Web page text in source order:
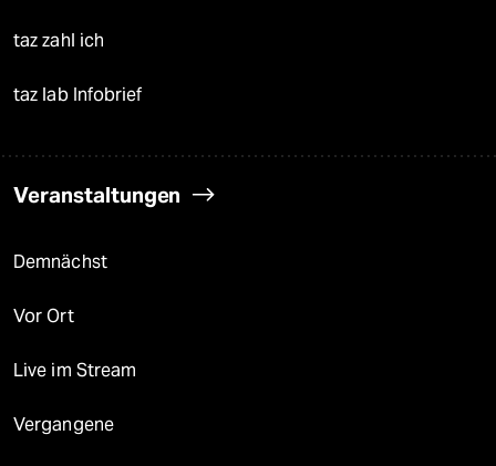
taz zahl ich
taz lab Infobrief
Veranstaltungen
Demnächst
Vor Ort
Live im Stream
Vergangene